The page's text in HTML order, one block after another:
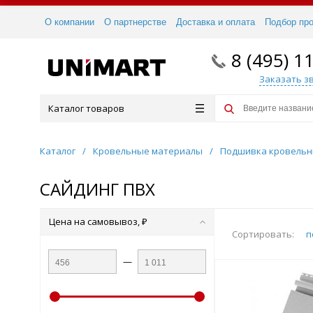
О компании О партнерстве Доставка и оплата Подбор
8 (495)
Заказать
Каталог товаров
Каталог / Кровельные материалы / Подшивка
САЙДИНГ ПВХ
Сортировать:
Цена на самовывоз, ₽
—